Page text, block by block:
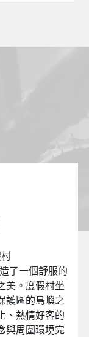
了一個舒服的
美。度假村坐
護區的島嶼之
、熱情好客的
與周圍環境完